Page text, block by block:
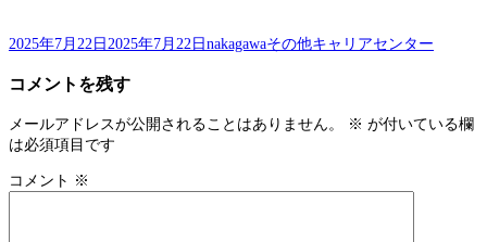
投
日:
2025年7月22日 2025年7月22日 作
nakagawaカ
ー
その他タ
キャリアセンター
コメントを残す
メールアドレスが公開されることはありません。 ※ が付いている欄
は必須項目です
コメント ※